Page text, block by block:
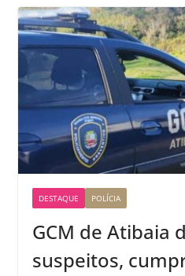
DESTAQUE POLÍCIA
GCM de Atibaia
suspeitos,